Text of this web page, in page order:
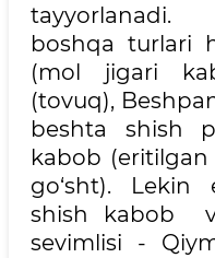
tayyorlanadi.
boshqa turlari
(mol jigari
(tovuq),
beshta shish
kabob
go‘sht).
shish kabob
sevimlisi -